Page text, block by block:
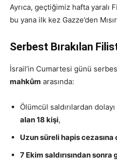
Ayrıca, geçtiğimiz hafta yaralı
bu yana ilk kez Gazze’den
Serbest Bırakılan
İsrail’in Cumartesi günü serbest
mahkûm arasında:
Ölümcül saldırılardan dolayı
alan 18 kişi,
Uzun süreli hapis cezasına
7 Ekim saldırısından sonra